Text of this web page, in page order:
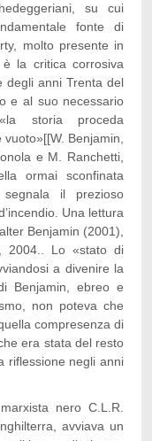
su cui
fonte di
molto presente in
la critica corrosiva
degli anni Trenta del
e al suo necessario
storia proceda
Benjamin,
e M. Ranchetti,
ormai sconfinata
il prezioso
Una lettura
Benjamin (2001),
2004.. Lo «stato di
a divenire la
Benjamin, ebreo e
non poteva che
compresenza di
era stata del resto
riflessione negli anni
nero C.L.R.
avviava un